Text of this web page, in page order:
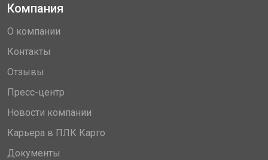
Компания
О компании
Контакты
Отзывы
Пресс-центр
Новости компании
Карьера в ПЛК Карго
Документы